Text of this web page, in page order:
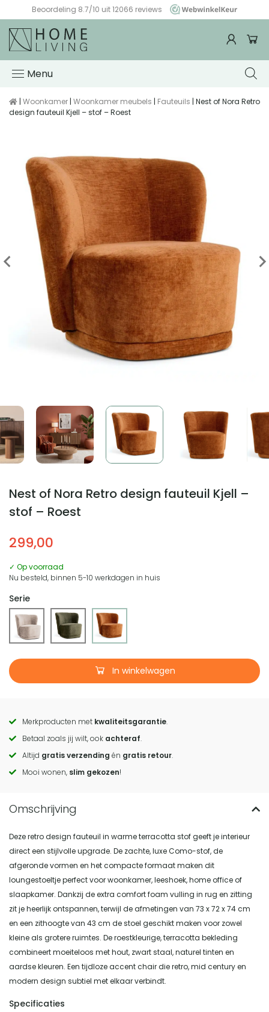
Altijd gratis verzending & retour
Menu
| Woonkamer | Woonkamer meubels | Fauteuils | Nest of Nora Retro
design fauteuil Kjell – stof – Roest
Nest of Nora Retro design fauteuil Kjell –
stof – Roest
299,00
✓ Op voorraad
Nu besteld, binnen 5-10 werkdagen in huis
Serie
In winkelwagen
Call
to
actions
Merkproducten met kwaliteitsgarantie.
Betaal zoals jij wilt, ook achteraf.
Altijd gratis verzending én gratis retour.
Mooi wonen, slim gekozen!
Deze retro design fauteuil in warme terracotta stof geeft je interieur
direct een stijlvolle upgrade. De zachte, luxe Como-stof, de
afgeronde vormen en het compacte formaat maken dit
loungestoeltje perfect voor woonkamer, leeshoek, home office of
slaapkamer. Dankzij de extra comfort foam vulling in rug en zitting
zit je heerlijk ontspannen, terwijl de afmetingen van 73 x 72 x 74 cm
en een zithoogte van 43 cm de stoel geschikt maken voor zowel
kleine als grotere ruimtes. De roestkleurige, terracotta bekleding
combineert moeiteloos met hout, zwart staal, naturel tinten en
aardse kleuren. Een tijdloze accent chair die retro, mid century en
modern design subtiel met elkaar verbindt.
Specificaties